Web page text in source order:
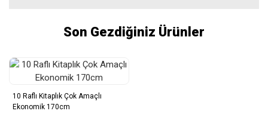
Son Gezdiğiniz Ürünler
10 Raflı Kitaplık Çok Amaçlı
Ekonomik 170cm